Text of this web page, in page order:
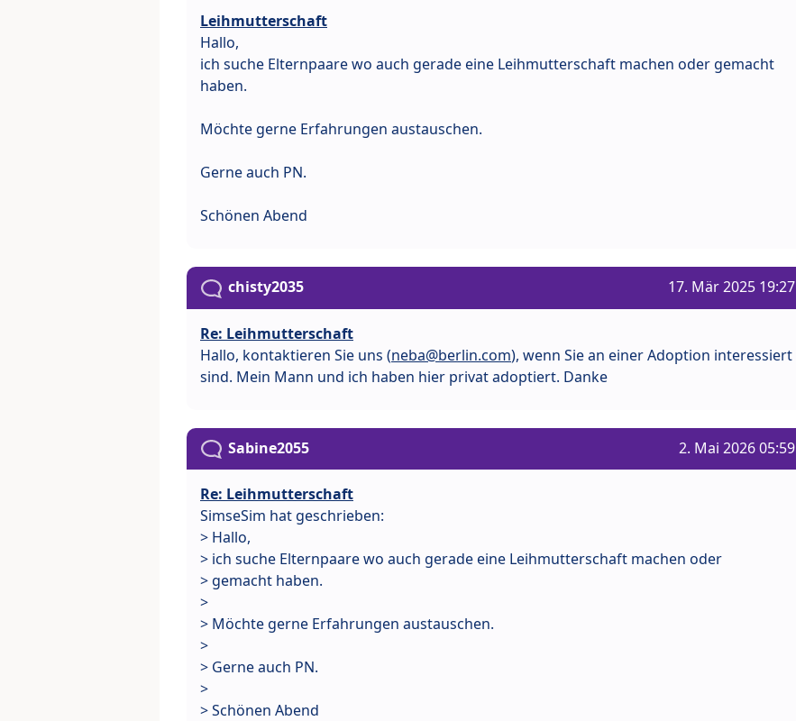
Leihmutterschaft
Hallo,
ich suche Elternpaare wo auch gerade eine Leihmutterschaft machen oder gemacht
haben.
Möchte gerne Erfahrungen austauschen.
Gerne auch PN.
Schönen Abend
chisty2035 17. Mär 2025 19:27
Re: Leihmutterschaft
Hallo, kontaktieren Sie uns (neba@berlin.com), wenn Sie an einer Adoption interessiert
sind. Mein Mann und ich haben hier privat adoptiert. Danke
Sabine2055 2. Mai 2026 05:59
Re: Leihmutterschaft
SimseSim hat geschrieben:
> Hallo,
> ich suche Elternpaare wo auch gerade eine Leihmutterschaft machen oder
> gemacht haben.
>
> Möchte gerne Erfahrungen austauschen.
>
> Gerne auch PN.
>
> Schönen Abend